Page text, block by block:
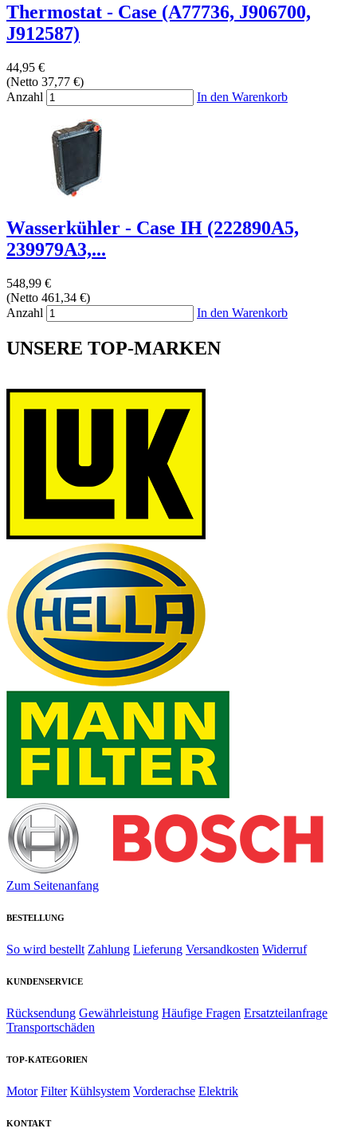
Thermostat - Case (A77736, J906700,
J912587)
44,95 €
(Netto 37,77 €)
Anzahl
In den Warenkorb
Wasserkühler - Case IH (222890A5,
239979A3,...
548,99 €
(Netto 461,34 €)
Anzahl
In den Warenkorb
UNSERE TOP-MARKEN
Zum Seitenanfang
BESTELLUNG
So wird bestellt Zahlung Lieferung Versandkosten Widerruf
KUNDENSERVICE
Rücksendung Gewährleistung Häufige Fragen Ersatzteilanfrage
Transportschäden
TOP-KATEGORIEN
Motor Filter Kühlsystem Vorderachse Elektrik
KONTAKT